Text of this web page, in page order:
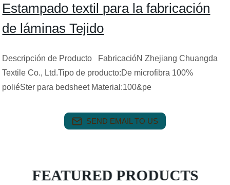
Estampado textil para la fabricación
de láminas Tejido
Descripción de Producto FabricacióN Zhejiang Chuangda
Textile Co., Ltd.Tipo de producto:De microfibra 100%
poliéSter para bedsheet Material:100&pe
SEND EMAIL TO US
FEATURED PRODUCTS